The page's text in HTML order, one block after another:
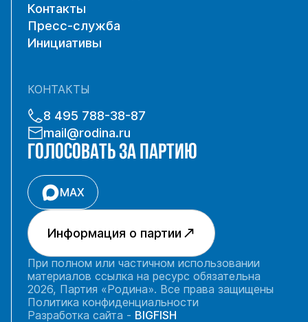
Контакты
Пресс-служба
Инициативы
КОНТАКТЫ
8 495 788-38-87
mail@rodina.ru
ГОЛОСОВАТЬ ЗА ПАРТИЮ
MAX
Информация о партии
При полном или частичном использовании
материалов ссылка на ресурс обязательна
2026, Партия «Родина». Все права защищены
Политика конфиденциальности
Разработка сайта - BIGFISH